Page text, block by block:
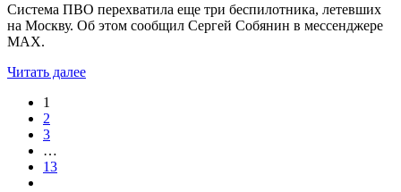
Система ПВО перехватила еще три беспилотника, летевших
на Москву. Об этом сообщил Сергей Собянин в мессенджере
МАХ.
Читать далее
1
2
3
…
13